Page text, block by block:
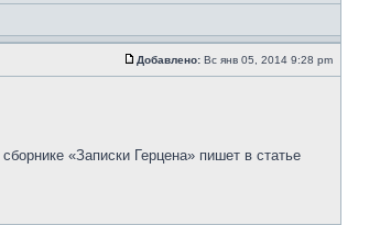
Добавлено: Вс янв 05, 2014 9:28 pm
«Записки Герцена» пишет в статье